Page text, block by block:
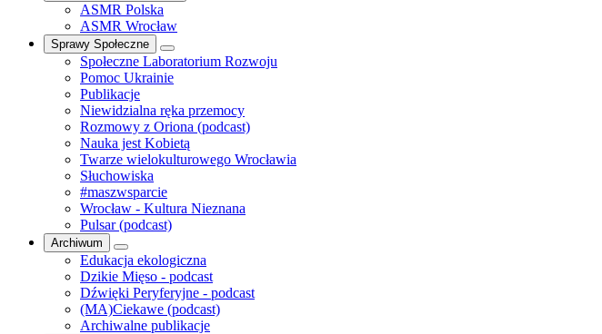
ASMR Polska
ASMR Wrocław
Sprawy Społeczne
Społeczne Laboratorium Rozwoju
Pomoc Ukrainie
Publikacje
Niewidzialna ręka przemocy
Rozmowy z Oriona (podcast)
Nauka jest Kobietą
Twarze wielokulturowego Wrocławia
Słuchowiska
#maszwsparcie
Wrocław - Kultura Nieznana
Pulsar (podcast)
Archiwum
Edukacja ekologiczna
Dzikie Mięso - podcast
Dźwięki Peryferyjne - podcast
(MA)Ciekawe (podcast)
Archiwalne publikacje